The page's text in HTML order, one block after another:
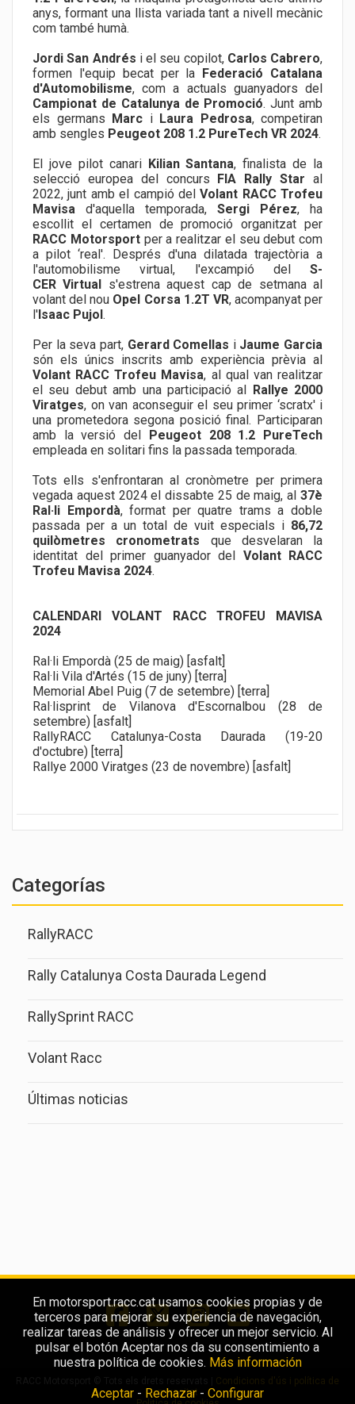
anys, formant una llista variada tant a nivell mecànic
com també humà.
Jordi San Andrés i el seu copilot, Carlos Cabrero,
formen l'equip becat per la Federació Catalana
d'Automobilisme, com a actuals guanyadors del
Campionat de Catalunya de Promoció. Junt amb
els germans Marc i Laura Pedrosa, competiran
amb sengles Peugeot 208 1.2 PureTech VR 2024.
El jove pilot canari Kilian Santana, finalista de la
selecció europea del concurs FIA Rally Star al
2022, junt amb el campió delVolant RACC Trofeu
Mavisa d'aquella temporada, Sergi Pérez, ha
escollit el certamen de promoció organitzat per
RACC Motorsportper a realitzar el seu debut com
a pilot ‘real'. Després d'una dilatada trajectòria a
l'automobilisme virtual, l'excampió del S-
CER Virtual s'estrena aquest cap de setmana al
volant del nou Opel Corsa 1.2T VR, acompanyat per
l'Isaac Pujol.
Per la seva part, Gerard Comellas i Jaume Garcia
són els únics inscrits amb experiència prèvia al
Volant RACC Trofeu Mavisa, al qual van realitzar
el seu debut amb una participació al Rallye 2000
Viratges, on van aconseguir el seu primer ‘scratx' i
una prometedora segona posició final. Participaran
amb la versió del Peugeot 208 1.2 PureTech
empleada en solitari fins la passada temporada.
Tots ells s'enfrontaran al cronòmetre per primera
vegada aquest 2024 el dissabte 25 de maig, al 37è
Ral·li Empordà, format per quatre trams a doble
passada per a un total de vuit especials i 86,72
quilòmetres cronometrats que desvelaran la
identitat del primer guanyador del Volant RACC
Trofeu Mavisa 2024.
CALENDARI VOLANT RACC TROFEU MAVISA
2024
Ral·li Empordà (25 de maig) [asfalt]
Ral·li Vila d'Artés (15 de juny) [terra]
Memorial Abel Puig (7 de setembre) [terra]
Ral·lisprint de Vilanova d'Escornalbou (28 de
setembre) [asfalt]
RallyRACC Catalunya-Costa Daurada (19-20
d'octubre) [terra]
Rallye 2000 Viratges (23 de novembre) [asfalt]
Categorías
RallyRACC
Rally Catalunya Costa Daurada Legend
RallySprint RACC
Volant Racc
Últimas noticias
Condicions d'ús i política de
privacitat
En motorsport.racc.cat usamos cookies propias y de
terceros para mejorar su experiencia de navegación,
realizar tareas de análisis y ofrecer un mejor servicio. Al
pulsar el botón Aceptar nos da su consentimiento a
nuestra política de cookies. Más información
Aceptar - Rechazar- Configurar